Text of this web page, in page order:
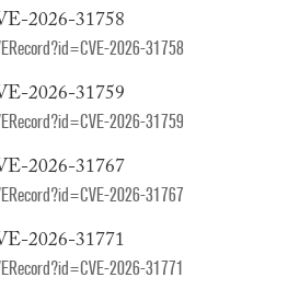
2026-31758
2026-31758
2026-31759
2026-31759
2026-31767
2026-31767
2026-31771
2026-31771